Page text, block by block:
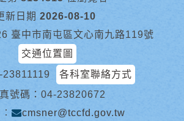
新日期 2026-08-10
臺中市南屯區文心南九路119號
交通位置圖
23811119
各科室聯絡方式
號碼：04-23820672
cmsner@tccfd.gov.tw